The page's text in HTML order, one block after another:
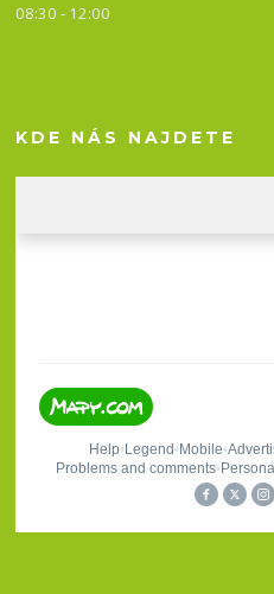
08:30 - 12:00
KDE NÁS NAJDETE